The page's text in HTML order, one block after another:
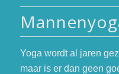
Yoga wordt al jaren
maar is er dan geen